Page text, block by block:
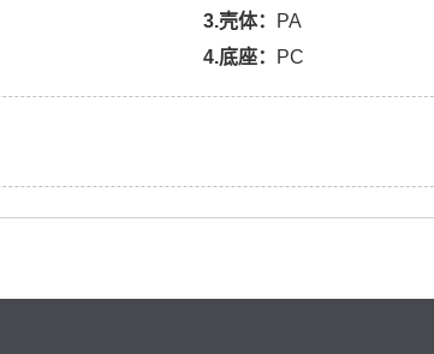
3.壳体：
PA
4.底座：
PC